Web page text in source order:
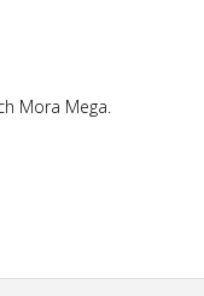
Mora Mega.